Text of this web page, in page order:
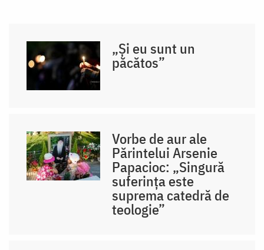
„Și eu sunt un
păcătos”
Vorbe de aur ale
Părintelui Arsenie
Papacioc: „Singură
suferința este
suprema catedră de
teologie”